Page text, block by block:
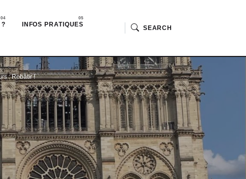
?
INFOS PRATIQUES
SEARCH
: Rebâtir !